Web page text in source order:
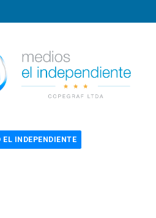
EL INDEPENDIENTE